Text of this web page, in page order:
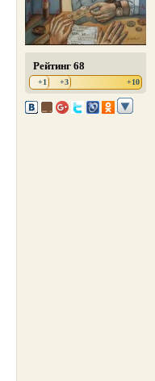
Рейтинг 68
+1 +3 +10